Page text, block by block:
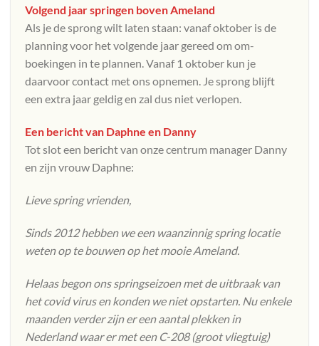
Volgend jaar springen boven Ameland
Als je de sprong wilt laten staan: vanaf oktober is de
planning voor het volgende jaar gereed om om-
boekingen in te plannen. Vanaf 1 oktober kun je
daarvoor contact met ons opnemen. Je sprong blijft
een extra jaar geldig en zal dus niet verlopen.
Een bericht van Daphne en Danny
Tot slot een bericht van onze centrum manager Danny
en zijn vrouw Daphne:
Lieve spring vrienden,
Sinds 2012 hebben we een waanzinnig spring locatie
weten op te bouwen op het mooie Ameland.
Helaas begon ons springseizoen met de uitbraak van
het covid virus en konden we niet opstarten. Nu enkele
maanden verder zijn er een aantal plekken in
Nederland waar er met een C-208 (groot vliegtuig)